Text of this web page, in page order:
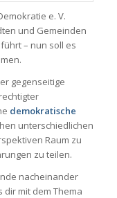
e. V.
und Gemeinden
– nun soll es
gegenseitige
demokratische
unterschiedlichen
Raum zu
zu teilen.
nacheinander
dir mit dem Thema